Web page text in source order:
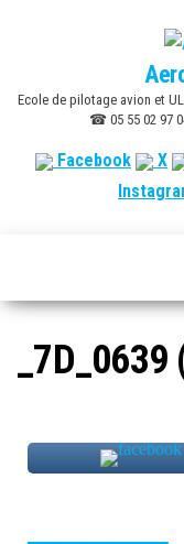
content
Ecole de pilotage avion et
☎ 05 55 02 97
Facebook X
_7D_0639